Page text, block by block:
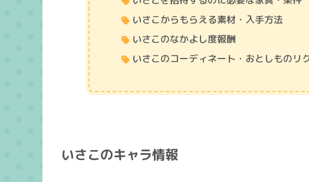
いさこからもらえる素材・入手方法
いさこのなかよし度報酬
いさこのコーディネート・おとしものリ
いさこのキャラ情報